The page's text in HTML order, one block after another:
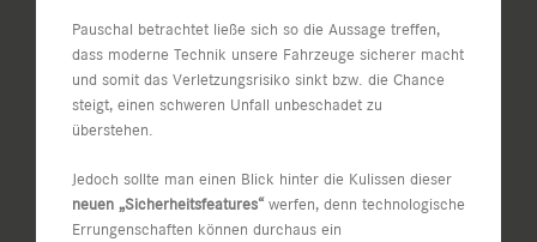
Pauschal betrachtet ließe sich so die Aussage treffen,
dass moderne Technik unsere Fahrzeuge sicherer macht
und somit das Verletzungsrisiko sinkt bzw. die Chance
steigt, einen schweren Unfall unbeschadet zu
überstehen.
Jedoch sollte man einen Blick hinter die Kulissen dieser
neuen „Sicherheitsfeatures“werfen, denn technologische
Errungenschaften können durchaus ein